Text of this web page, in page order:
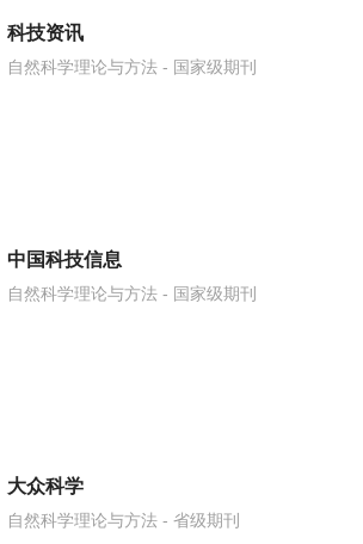
科技资讯
自然科学理论与方法 - 国家级期刊
中国科技信息
自然科学理论与方法 - 国家级期刊
大众科学
自然科学理论与方法 - 省级期刊